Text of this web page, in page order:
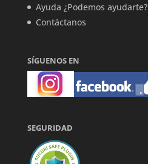
Ayuda ¿Podemos ayudarte?
Contáctanos
SÍGUENOS EN
SEGURIDAD